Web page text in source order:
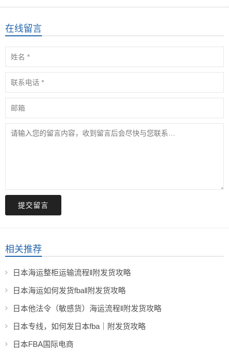
在线留言
提交留言
相关推荐
日本海运整柜运输流程‖附发货攻略​
日本海运如何发货fba‖附发货攻略
日本他法令（敏感货）海运流程‖附发货攻略
日本专线，如何发日本fba｜附发货攻略
日本FBA国际电商